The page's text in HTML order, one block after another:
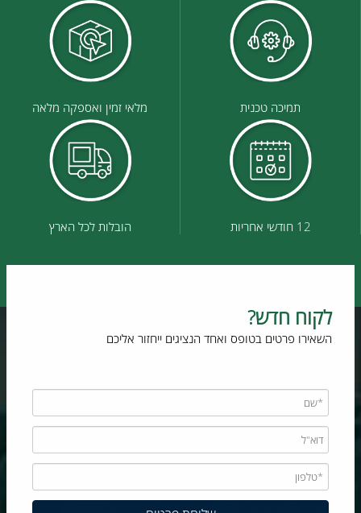
תמיכה טכנית מלאי זמין ואספקה מלאה
12 חודשי אחריות הובלות לכל הארץ
לקוח חדש?
השאירו פרטים בטופס ואחד הנציגים ייחזור אליכם